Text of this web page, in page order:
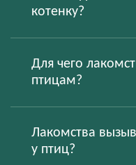
котенку?
Для чего
птицам?
Лакомства
у птиц?